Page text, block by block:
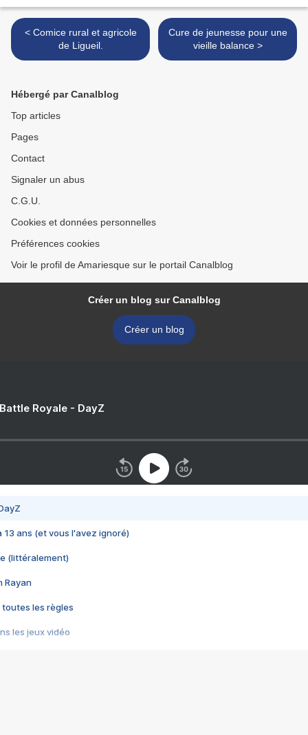
< Comice rural et agricole
de Ligueil.
Cure de jeunesse pour une
vieille balance >
Hébergé par Canalblog
Top articles
Pages
Contact
Signaler un abus
C.G.U.
Cookies et données personnelles
Préférences cookies
Voir le profil de Amariesque sur le portail Canalblog
Créer un blog sur Canalblog
Créer un blog
Royale - DayZ
13 ans (et vous l'avez ignoré)
(littéralement)
Rayan
toutes les règles
les jeux vidéo